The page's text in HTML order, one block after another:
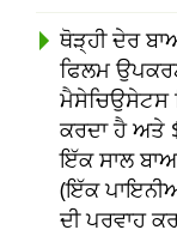
ਥੋੜ੍ਹੀ ਦੇਰ
ਫਿਲਮ
ਮੈਸੇਚਿਉਸੇਟਸ
ਕਰਦਾ ਹੈ ਅਤੇ
ਇੱਕ ਸਾਲ
(ਇੱਕ
ਦੀ ਪਰਵਾਹ